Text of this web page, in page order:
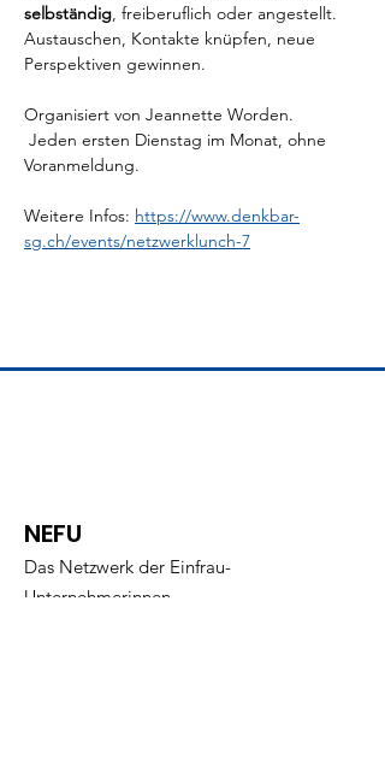
selbständig, freiberuflich oder angestellt.
Austauschen, Kontakte knüpfen, neue
Perspektiven gewinnen.
Organisiert von Jeannette Worden.
Jeden ersten Dienstag im Monat, ohne
Voranmeldung.
Weitere Infos: https://www.denkbar-
sg.ch/events/netzwerklunch-7
NEFU
Das Netzwerk der Einfrau-
Unternehmerinnen